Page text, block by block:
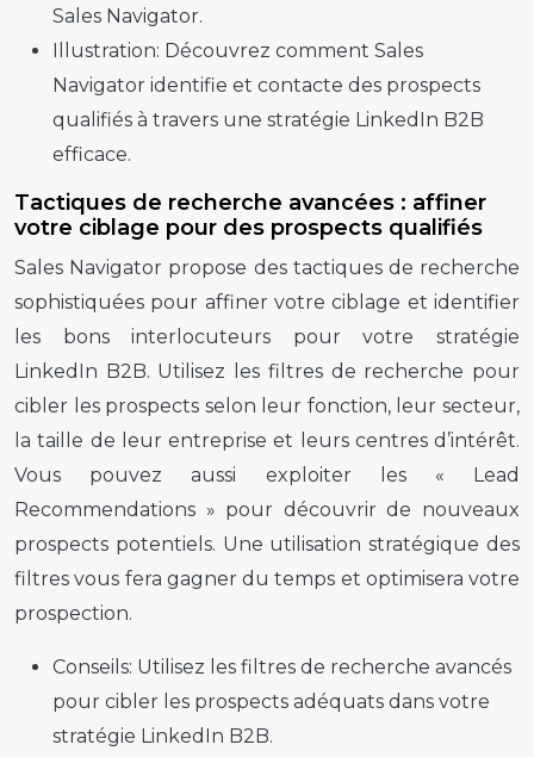
Sales Navigator.
Illustration: Découvrez comment Sales
Navigator identifie et contacte des prospects
qualifiés à travers une stratégie LinkedIn B2B
efficace.
Tactiques de recherche avancées : affiner
votre ciblage pour des prospects qualifiés
Sales Navigator propose des tactiques de recherche
sophistiquées pour affiner votre ciblage et identifier
les bons interlocuteurs pour votre stratégie
LinkedIn B2B. Utilisez les filtres de recherche pour
cibler les prospects selon leur fonction, leur secteur,
la taille de leur entreprise et leurs centres d’intérêt.
Vous pouvez aussi exploiter les « Lead
Recommendations » pour découvrir de nouveaux
prospects potentiels. Une utilisation stratégique des
filtres vous fera gagner du temps et optimisera votre
prospection.
Conseils: Utilisez les filtres de recherche avancés
pour cibler les prospects adéquats dans votre
stratégie LinkedIn B2B.